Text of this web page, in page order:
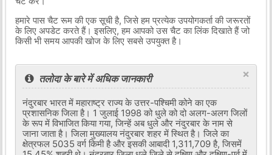
हमारे पास चैट रूम की एक सूची है, जिसे हम प्रत्येक उपयोगकर्ता की जरूरतों
के लिए अपडेट करते हैं। इसलिए, हम आपको उस चैट का लिंक दिखाते हैं जो
किसी भी समय आपकी खोज के लिए सबसे उपयुक्त है।
×
तलोदा के बारे में अधिक जानकारी
नंदुरबार भारत में महाराष्ट्र राज्य के उत्तर-पश्चिमी कोने का एक
प्रशासनिक जिला है। 1 जुलाई 1998 को धुले को दो अलग-अलग जिलों
के रूप में विभाजित किया गया, जिन्हें अब धुले और नंदुरबार के नाम से
जाना जाता है। जिला मुख्यालय नंदुरबार शहर में स्थित है। जिले का
क्षेत्रफल 5035 वर्ग किमी है और इसकी आबादी 1,311,709 है, जिसमें